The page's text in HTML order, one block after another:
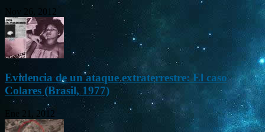
Nov 26, 2012
Evidencia de un ataque extraterrestre: El caso
Colares (Brasil, 1977)
Ene 21, 2012